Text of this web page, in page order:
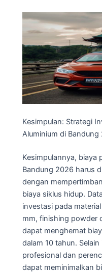
Kesimpulan: Strategi
Aluminium di Bandung
Kesimpulannya, biaya
Bandung 2026 harus
dengan
biaya siklus hidup.
investasi pada
mm, finishing powder
dapat menghemat
dalam 10 tahun.
profesional dan
dapat meminimalkan